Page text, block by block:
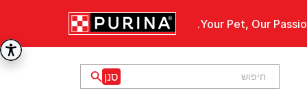
Your Pet, Our